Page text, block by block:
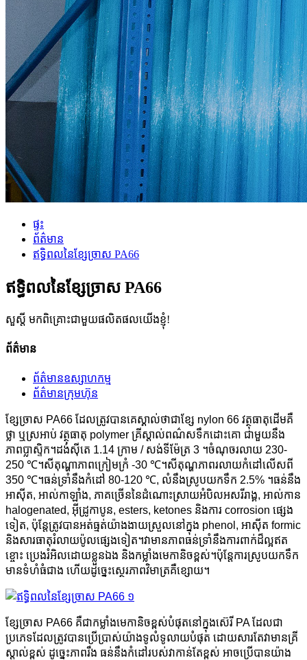
ផ្ទះ
ព័ត៌មាន
ឥទ្ធិពលនៃខ្សែច្រាស PA66
ឥទ្ធិពលនៃខ្សែច្រាស PA66
សួស្តី មកពិគ្រោះជាមួយផលិតផលយើងខ្ញុំ!
ព័ត៌មាន
ព័ត៌មានឧស្សាហកម្ម
ព័ត៌មានក្រុមហ៊ុន
ខ្សែច្រាស PA66 ដែលត្រូវបានគេស្គាល់ថាជាខ្សែ nylon 66 វត្ថុធាតុដើមគឺ
ថ្លា ឬស្រអាប់ វត្ថុធាតុ polymer គ្រីស្តាល់ពណ៌សទឹកដោះគោ ជាមួយនឹង
ភាពប្លាស្ទិក។ដង់ស៊ីតេ 1.14 ក្រាម / សង់ទីម៉ែត្រ 3 ។ចំណុច​រលាយ 230-
250 ℃​។សី​តុ​ណ្ហា​ភាព​ក្រៀម​ក្រំ -30 ℃​។សីតុណ្ហភាពរលាយកំដៅលើសពី
350 ℃។ធន់ទ្រាំនឹងកំដៅ 80-120 ℃, លំនឹងស្រូបយកទឹក 2.5% ។ធន់នឹង
អាស៊ីត, អាល់កាឡាំង, ភាគច្រើននៃដំណោះស្រាយអំបិលអសរីរាង្គ, អាល់កាន
halogenated, អ៊ីដ្រូកាបូន, esters, ketones និងការ corrosion ផ្សេង
ទៀត, ប៉ុន្តែត្រូវបានអត់ធ្មត់យ៉ាងងាយស្រួលនៅក្នុង phenol, អាស៊ីត formic
និងសារធាតុរំលាយប៉ូលផ្សេងទៀត។វាមានភាពធន់ទ្រាំនឹងការពាក់ដ៏ល្អឥត
ខ្ចោះ ប្រេងរំអិលដោយខ្លួនឯង និងកម្លាំងមេកានិចខ្ពស់។ប៉ុន្តែការស្រូបយកទឹក
មានទំហំធំជាង ហើយដូច្នេះស្ថេរភាពវិមាត្រគឺខ្សោយ។
ខ្សែច្រាស PA66 គឺជាកម្លាំងមេកានិចខ្ពស់បំផុតនៅក្នុងស៊េរី PA ដែលជា
ប្រភេទដែលត្រូវបានប្រើប្រាស់យ៉ាងទូលំទូលាយបំផុត ដោយសារតែវាមានគ្រី
ស្តាល់ខ្ពស់ ដូច្នេះភាពរឹង ធន់នឹងកំដៅរបស់វាកាន់តែខ្ពស់ អាចប្រើបានយ៉ាង